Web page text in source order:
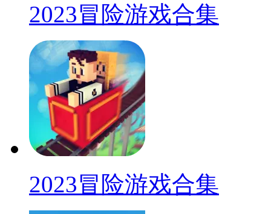
2023冒险游戏合集
2023冒险游戏合集